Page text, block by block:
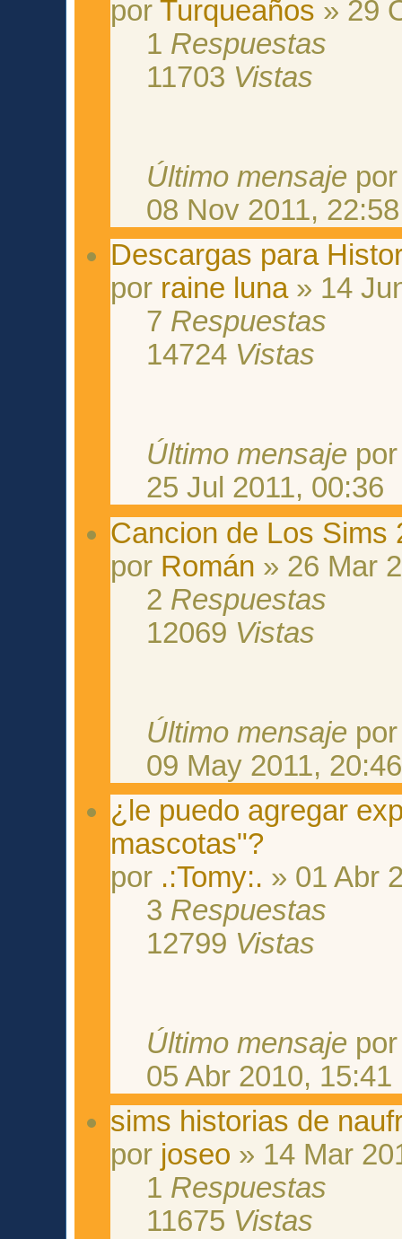
porTurqueaños » 29
1 Respuestas
11703 Vistas
Último mensaje
08 Nov 2011, 22:58
Descargas para
por raine luna» 14
7 Respuestas
14724 Vistas
Último mensaje
25 Jul 2011, 00:36
Cancion de Los Sims
por Román » 26 Mar
2 Respuestas
12069 Vistas
Último mensaje
09 May 2011, 20:46
¿le puedo agregar
mascotas"?
por .:Tomy:. » 01 Abr
3 Respuestas
12799 Vistas
Último mensaje
05 Abr 2010, 15:41
sims historias de
por joseo » 14 Mar
1 Respuestas
11675 Vistas